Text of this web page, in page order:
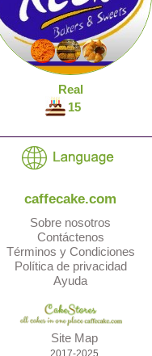
Real
15
caffecake.com
Sobre nosotros
Contáctenos
Términos y Condiciones
Política de privacidad
Ayuda
Site Map